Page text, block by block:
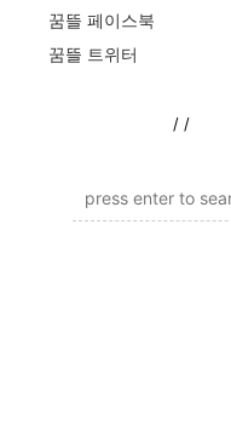
꿈뜰 페이스북
꿈뜰 트위터
/ /